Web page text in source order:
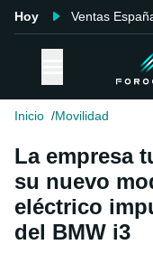
Hoy Ventas
Inicio Movilidad
La empresa
su nuevo
eléctrico
del BMW i3